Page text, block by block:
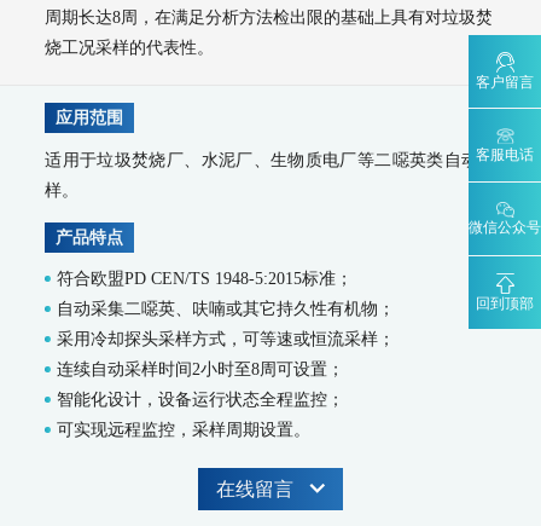
大气走航监测车
MCS-900A-大气复合污染走航监测车
地表水监测系统
WQMS-900AI-数智化水质在线监测系统
WQMS-900E-简易式水质自动监测系统
WQMS-900S-小型式水质自动监测系统
WQMS-900F-浮标式水质自动监测系统
WCS-900W-水质移动监测系统
MODEL 9811-高锰酸盐指数水质在线自动监测仪
MODEL 9870-水质自动采样器
MODEL 2000-五参数水质在线自动监测仪
MODEL 9001-叶绿素a水质在线自动监测仪
MODEL 9002-藻密度水质在线自动监测仪
污染源水质监测系统
WWMS-900-污染源水质在线监测系统
MODEL 9810-化学需氧量（CODcr）水质在线自动监测仪
客户留言
客服电话
微信公众号
回到顶部
周期长达8周，在满足分析方法检出限的基础上具有对垃圾焚
烧工况采样的代表性。
应用范围
适用于垃圾焚烧厂、水泥厂、生物质电厂等二噁英类自动采
样。
产品特点
符合欧盟PD CEN/TS 1948-5:2015标准；
自动采集二噁英、呋喃或其它持久性有机物；
采用冷却探头采样方式，可等速或恒流采样；
连续自动采样时间2小时至8周可设置；
智能化设计，设备运行状态全程监控；
可实现远程监控，采样周期设置。
在线留言